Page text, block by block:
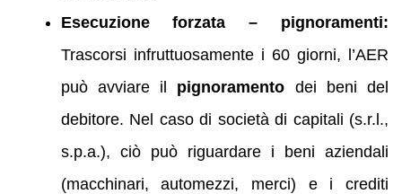
Esecuzione forzata – pignoramenti:
Trascorsi infruttuosamente i 60 giorni, l’AER
può avviare il pignoramento dei beni del
debitore. Nel caso di società di capitali (s.r.l.,
s.p.a.), ciò può riguardare i beni aziendali
(macchinari, automezzi, merci) e i crediti